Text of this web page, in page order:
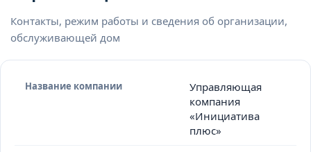
Контакты, режим работы и сведения об организации,
обслуживающей дом
Название компании
Управляющая
компания
«Инициатива
плюс»